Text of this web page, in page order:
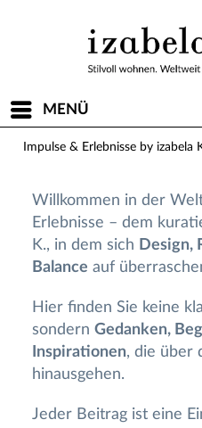
MENÜ
Impulse & Erlebnisse by izabela
Willkommen in der
Erlebnisse – dem
K., in dem sich Design,
Balance auf
Hier finden Sie keine
sondern Gedanken,
Inspirationen, die über
hinausgehen.
Jeder Beitrag ist eine